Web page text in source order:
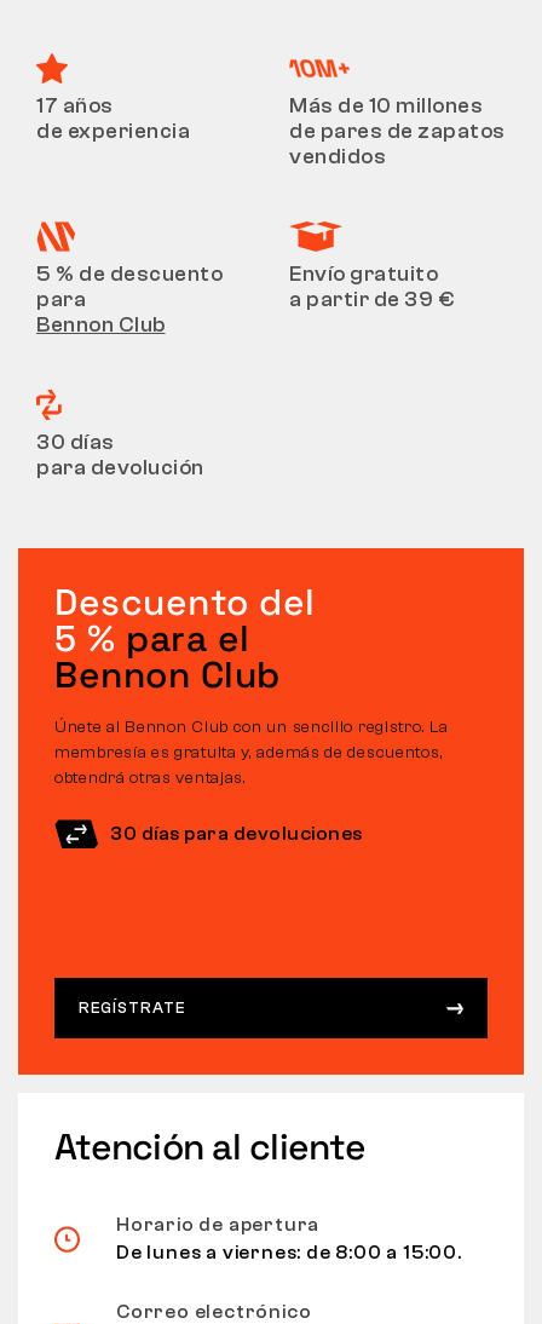
17 años
de experiencia
Más de 10 millones
de pares de zapatos
vendidos
5 % de descuento
para
Bennon Club
Envío gratuito
a partir de 39 €
30 días
para devolución
Descuento del
5 % para el
Bennon Club
Únete al Bennon Club con un sencillo registro. La
membresía es gratuita y, además de descuentos,
obtendrá otras ventajas.
30 días para devoluciones
REGÍSTRATE
Atención al cliente
Horario de apertura
De lunes a viernes: de 8:00 a 15:00.
Correo electrónico